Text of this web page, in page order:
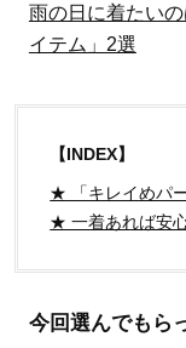
雨の日に着たい
イテム」2選
【INDEX】
★ 「キレイめパ
★ 一着あれば安
今回選んでもら